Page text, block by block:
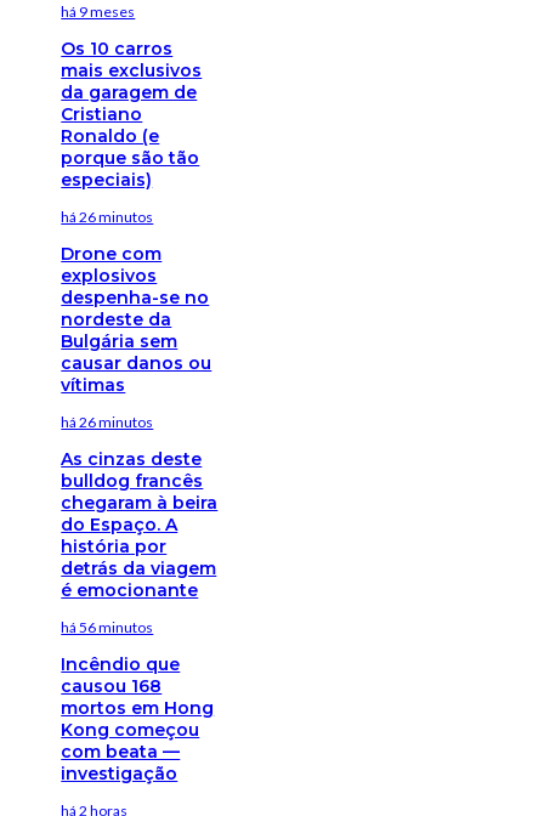
há 9 meses
Os 10 carros
mais exclusivos
da garagem de
Cristiano
Ronaldo (e
porque são tão
especiais)
há 26 minutos
Drone com
explosivos
despenha-se no
nordeste da
Bulgária sem
causar danos ou
vítimas
há 26 minutos
As cinzas deste
bulldog francês
chegaram à beira
do Espaço. A
história por
detrás da viagem
é emocionante
há 56 minutos
Incêndio que
causou 168
mortos em Hong
Kong começou
com beata —
investigação
há 2 horas